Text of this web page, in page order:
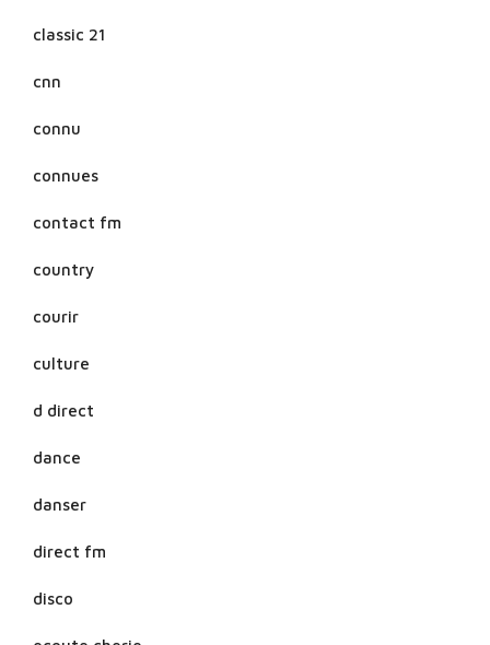
classic 21
cnn
connu
connues
contact fm
country
courir
culture
d direct
dance
danser
direct fm
disco